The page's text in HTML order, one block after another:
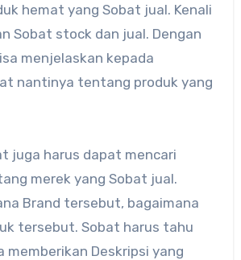
hemat yang Sobat jual. Kenali
Sobat stock dan jual. Dengan
menjelaskan kepada
nantinya tentang produk yang
juga harus dapat mencari
merek yang Sobat jual.
Brand tersebut, bagaimana
tersebut. Sobat harus tahu
memberikan Deskripsi yang